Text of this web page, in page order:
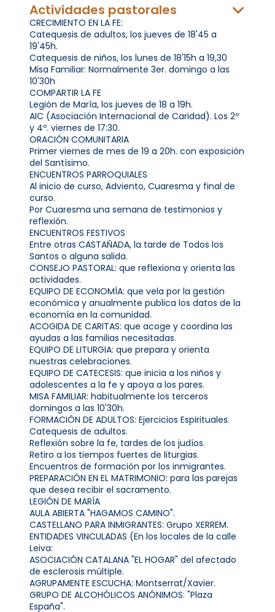
Actividades pastorales
CRECIMIENTO EN LA FE:
Catequesis de adultos, los jueves de 18'45 a
19'45h.
Catequesis de niños, los lunes de 18'15h a 19,30
Misa Familiar: Normalmente 3er. domingo a las
10'30h
COMPARTIR LA FE
Legión de María, los jueves de 18 a 19h.
AIC (Asociación Internacional de Caridad). Los 2º
y 4º. viernes de 17:30.
ORACIÓN COMUNITARIA
Primer viernes de mes de 19 a 20h. con exposición
del Santísimo.
ENCUENTROS PARROQUIALES
Al inicio de curso, Adviento, Cuaresma y final de
curso.
Por Cuaresma una semana de testimonios y
reflexión.
ENCUENTROS FESTIVOS
Entre otras CASTAÑADA, la tarde de Todos los
Santos o alguna salida.
CONSEJO PASTORAL: que reflexiona y orienta las
actividades.
EQUIPO DE ECONOMÍA: que vela por la gestión
económica y anualmente publica los datos de la
economía en la comunidad.
ACOGIDA DE CARITAS: que acoge y coordina las
ayudas a las familias necesitadas.
EQUIPO DE LITURGIA: que prepara y orienta
nuestras celebraciones.
EQUIPO DE CATECESIS: que inicia a los niños y
adolescentes a la fe y apoya a los pares.
MISA FAMILIAR: habitualmente los terceros
domingos a las 10'30h.
FORMACIÓN DE ADULTOS: Ejercicios Espirituales.
Catequesis de adultos.
Reflexión sobre la fe, tardes de los judíos.
Retiro a los tiempos fuertes de liturgias.
Encuentros de formación por los inmigrantes.
PREPARACIÓN EN EL MATRIMONIO: para las parejas
que desea recibir el sacramento.
LEGIÓN DE MARÍA
AULA ABIERTA "HAGAMOS CAMINO".
CASTELLANO PARA INMIGRANTES: Grupo XERREM.
ENTIDADES VINCULADAS (En los locales de la calle
Leiva:
ASOCIACIÓN CATALANA "EL HOGAR" del afectado
de esclerosis múltiple.
AGRUPAMENTE ESCUCHA: Montserrat/Xavier.
GRUPO DE ALCOHÓLICOS ANÓNIMOS: "Plaza
España".